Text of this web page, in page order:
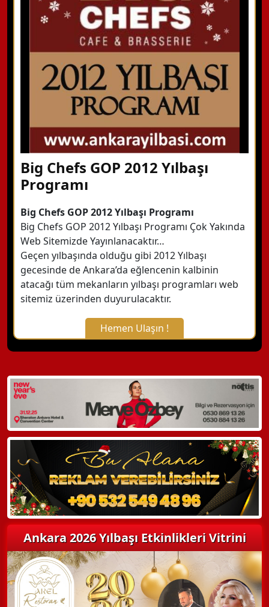
Hemen Arayın
Detaylı Bilgi Alın
Big Chefs GOP 2012 Yılbaşı
Programı
Big Chefs GOP 2012 Yılbaşı Programı
Big Chefs GOP 2012 Yılbaşı Programı Çok Yakında
Web Sitemizde Yayınlanacaktır…
Geçen yılbaşında olduğu gibi 2012 Yılbaşı
gecesinde de Ankara’da eğlencenin kalbinin
atacağı tüm mekanların yılbaşı programları web
sitemiz üzerinden duyurulacaktır.
Hemen Ulaşın !
X Kapat
WhatsApp ile Bilgi Alın
Hemen Arayın
Detaylı Bilgi Alın
Ankara 2026 Yılbaşı Etkinlikleri Vitrini